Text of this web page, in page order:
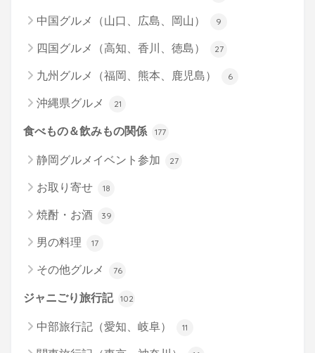
中国グルメ（山口、広島、岡山） 9
四国グルメ（高知、香川、徳島） 27
九州グルメ（福岡、熊本、鹿児島） 6
沖縄県グルメ 21
食べもの＆飲みもの関係 177
静岡グルメイベント参加 27
お取り寄せ 18
焼酎・お酒 39
男の料理 17
その他グルメ 76
ジャニごり旅行記 102
中部旅行記（愛知、岐阜） 11